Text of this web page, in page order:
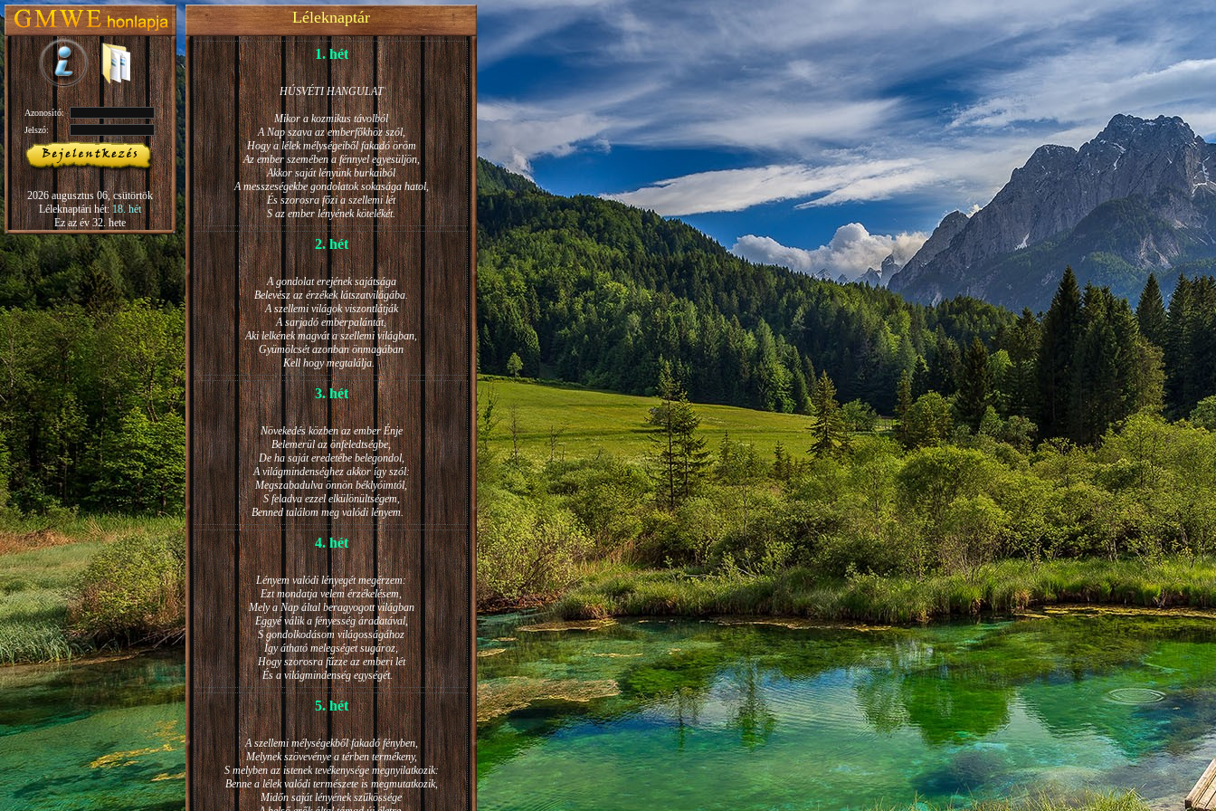
Azonosító:
Jelszó:
2026 augusztus 06, csütörtök
Léleknaptári hét:18. hét
Ez az év 32. hete
Léleknaptár
1. hét
HÚSVÉTI HANGULAT
Mikor a kozmikus távolból
A Nap szava az emberfőkhöz szól,
Hogy a lélek mélységeiből fakadó öröm
Az ember szemében a fénnyel egyesüljön,
Akkor saját lényünk burkaiból
A messzeségekbe gondolatok sokasága hatol,
És szorosra főzi a szellemi lét
S az ember lényének kötelékét.
2. hét
A gondolat erejének sajátsága
Belevész az érzékek látszatvilágába.
A szellemi világok viszontlátják
A sarjadó emberpalántát,
Aki lelkének magvát a szellemi világban,
Gyümölcsét azonban önmagában
Kell hogy megtalálja.
3. hét
Növekedés közben az ember Énje
Belemerül az önfeledtségbe,
De ha saját eredetébe belegondol,
A világmindenséghez akkor így szól:
Megszabadulva önnön béklyóimtól,
S feladva ezzel elkülönültségem,
Benned találom meg valódi lényem.
4. hét
Lényem valódi lényegét megérzem:
Ezt mondatja velem érzékelésem,
Mely a Nap által beragyogott világban
Eggyé válik a fényesség áradatával,
S gondolkodásom világosságához
Így átható melegséget sugároz,
Hogy szorosra fűzze az emberi lét
És a világmindenség egységét.
5. hét
A szellemi mélységekből fakadó fényben,
Melynek szövevénye a térben termékeny,
S melyben az istenek tevékenysége megnyilatkozik:
Benne a lélek valódi természete is megmutatkozik,
Midőn saját lényének szűkössége